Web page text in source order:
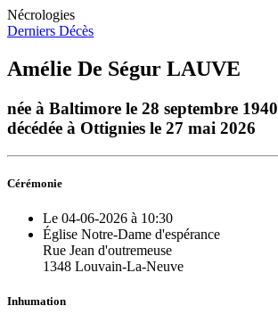
Nécrologies
Derniers Décès
Amélie De Ségur LAUVE
née à Baltimore le 28 septembre 1940
décédée à Ottignies le 27 mai 2026
Cérémonie
Le 04-06-2026 à 10:30
Église Notre-Dame d'espérance
Rue Jean d'outremeuse
1348 Louvain-La-Neuve
Inhumation